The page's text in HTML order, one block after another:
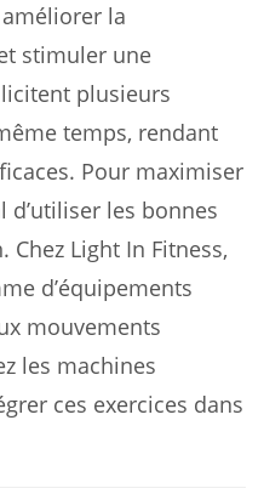
la
stimuler une
plusieurs
temps, rendant
Pour maximiser
d’utiliser les bonnes
Light In Fitness,
d’équipements
mouvements
les machines
ces exercices dans